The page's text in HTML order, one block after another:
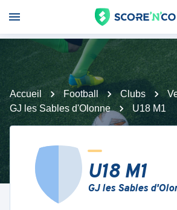
Accueil Football Clubs
GJ les Sables d'Olonne
U18 M1
U18 M1
GJ les Sables